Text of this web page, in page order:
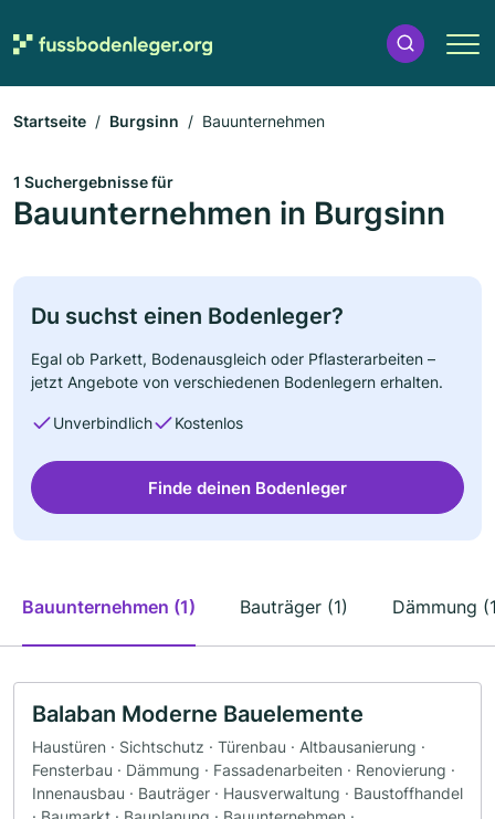
Startseite Burgsinn Bauunternehmen
1 Suchergebnisse für
Bauunternehmen in Burgsinn
Du suchst einen Bodenleger?
Egal ob Parkett, Bodenausgleich oder Pflasterarbeiten –
jetzt Angebote von verschiedenen Bodenlegern erhalten.
Unverbindlich Kostenlos
Finde deinen Bodenleger
Bauunternehmen (1) Bauträger (1) Dämmung
Balaban Moderne Bauelemente
Haustüren · Sichtschutz · Türenbau · Altbausanierung ·
Fensterbau · Dämmung · Fassadenarbeiten · Renovierung ·
Innenausbau · Bauträger · Hausverwaltung · Baustoffhandel